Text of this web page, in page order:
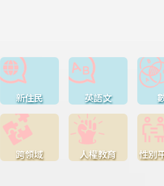
新住民 英語文
跨領域 人權教育 性別